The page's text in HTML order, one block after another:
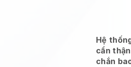
Hệ
cẩn
chắn